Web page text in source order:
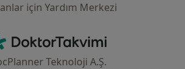
için Yardım Merkezi
DoktorTakvimi - Ana Sayfa
Teknoloji A.Ş.